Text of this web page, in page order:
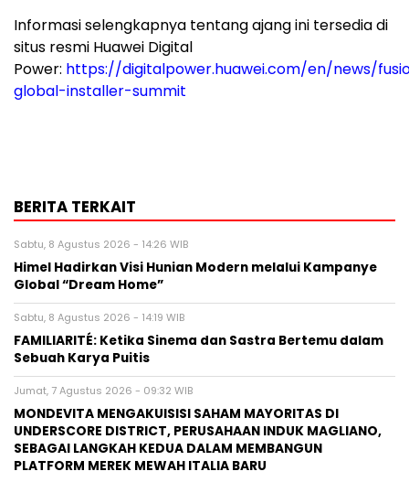
Informasi selengkapnya tentang ajang ini tersedia di
situs resmi Huawei Digital
Power: https://digitalpower.huawei.com/en/news/
global-installer-summit
BERITA TERKAIT
Sabtu, 8 Agustus 2026 - 14:26 WIB
Himel Hadirkan Visi Hunian Modern melalui Kampanye
Global “Dream Home”
Sabtu, 8 Agustus 2026 - 14:19 WIB
FAMILIARITÉ: Ketika Sinema dan Sastra Bertemu dalam
Sebuah Karya Puitis
Jumat, 7 Agustus 2026 - 09:32 WIB
MONDEVITA MENGAKUISISI SAHAM MAYORITAS DI
UNDERSCORE DISTRICT, PERUSAHAAN INDUK MAGLIANO,
SEBAGAI LANGKAH KEDUA DALAM MEMBANGUN
PLATFORM MEREK MEWAH ITALIA BARU